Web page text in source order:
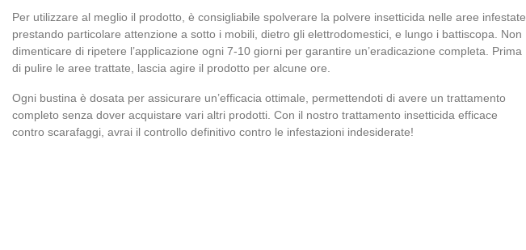
Per utilizzare al meglio il prodotto, è consigliabile spolverare la polvere insetticida nelle aree infestate,
prestando particolare attenzione a sotto i mobili, dietro gli elettrodomestici, e lungo i battiscopa. Non
dimenticare di ripetere l’applicazione ogni 7-10 giorni per garantire un’eradicazione completa. Prima
di pulire le aree trattate, lascia agire il prodotto per alcune ore.
Ogni bustina è dosata per assicurare un’efficacia ottimale, permettendoti di avere un trattamento
completo senza dover acquistare vari altri prodotti. Con il nostro trattamento insetticida efficace
contro scarafaggi, avrai il controllo definitivo contro le infestazioni indesiderate!